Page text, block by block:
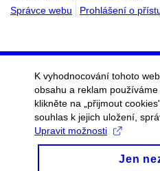
Správce webu
Prohlášení o
K vyhodnocování tohoto
obsahu a reklam
klikněte na „přijmout
souhlas k jejich uložení,
Upravit možnosti
Jen